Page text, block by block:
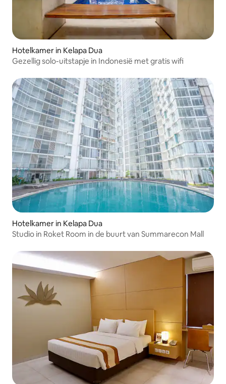
Hotelkamer in Kelapa Dua
Gezellig solo-uitstapje in Indonesië met gratis wifi
Hotelkamer in Kelapa Dua
Studio in Roket Room in de buurt van Summarecon Mall